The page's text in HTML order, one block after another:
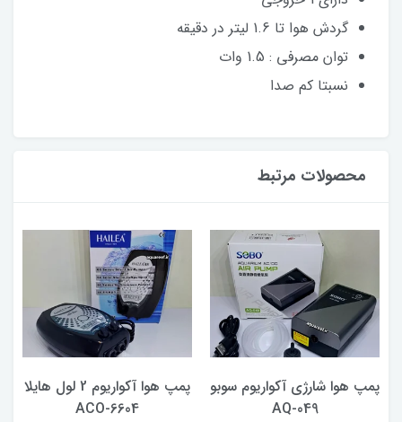
گردش هوا تا 1.6 لیتر در دقیقه
توان مصرفی : 1.5 وات
نسبتا کم صدا
محصولات مرتبط
پمپ هوا شارژی آکواریوم سوبو
AQ-049
پمپ هوا آکواریوم 2 لول هایلا
ACO-6604